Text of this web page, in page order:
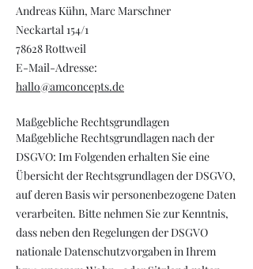
Andreas Kühn, Marc Marschner
Neckartal 154/1
78628 Rottweil
E-Mail-Adresse:
hallo@amconcepts.de
Maßgebliche Rechtsgrundlagen
Maßgebliche Rechtsgrundlagen nach der
DSGVO: Im Folgenden erhalten Sie eine
Übersicht der Rechtsgrundlagen der DSGVO,
auf deren Basis wir personenbezogene Daten
verarbeiten. Bitte nehmen Sie zur Kenntnis,
dass neben den Regelungen der DSGVO
nationale Datenschutzvorgaben in Ihrem